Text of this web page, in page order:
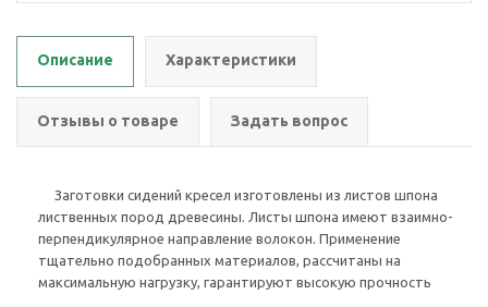
Описание Характеристики
Отзывы о товаре Задать вопрос
Заготовки сидений кресел изготовлены из листов шпона
лиственных пород древесины. Листы шпона имеют взаимно-
перпендикулярное направление волокон. Применение
тщательно подобранных материалов, рассчитаны на
максимальную нагрузку, гарантируют высокую прочность